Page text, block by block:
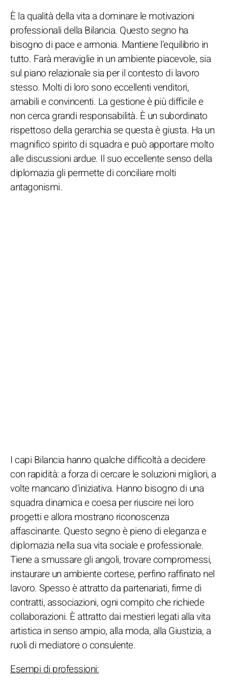
È la qualità della vita a dominare le motivazioni
professionali della Bilancia. Questo segno ha
bisogno di pace e armonia. Mantiene l'equilibrio in
tutto. Farà meraviglie in un ambiente piacevole, sia
sul piano relazionale sia per il contesto di lavoro
stesso. Molti di loro sono eccellenti venditori,
amabili e convincenti. La gestione è più difficile e
non cerca grandi responsabilità. È un subordinato
rispettoso della gerarchia se questa è giusta. Ha un
magnifico spirito di squadra e può apportare molto
alle discussioni ardue. Il suo eccellente senso della
diplomazia gli permette di conciliare molti
antagonismi.
I capi Bilancia hanno qualche difficoltà a decidere
con rapidità: a forza di cercare le soluzioni migliori, a
volte mancano d'iniziativa. Hanno bisogno di una
squadra dinamica e coesa per riuscire nei loro
progetti e allora mostrano riconoscenza
affascinante. Questo segno è pieno di eleganza e
diplomazia nella sua vita sociale e professionale.
Tiene a smussare gli angoli, trovare compromessi,
instaurare un ambiente cortese, perfino raffinato nel
lavoro. Spesso è attratto da partenariati, firme di
contratti, associazioni, ogni compito che richiede
collaborazioni. È attratto dai mestieri legati alla vita
artistica in senso ampio, alla moda, alla Giustizia, a
ruoli di mediatore o consulente.
Esempi di professioni: